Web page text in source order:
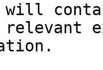
will
relevant